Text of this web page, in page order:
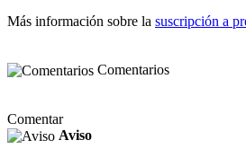
Más información sobre la suscripción a
Comentarios
Comentar
Aviso